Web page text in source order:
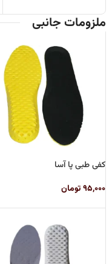
ملزومات جانبی
کفی طبی پا آسا
۹۵,۰۰۰تومان